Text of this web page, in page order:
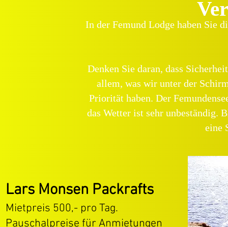
In der Femund Lodge haben Sie
Denken Sie daran, dass
allem, was wir unter der
Priorität haben. Der
das Wetter ist sehr unbeständig.
eine
Lars Monsen Packrafts
Mietpreis 500,- pro Tag.
Pauschalpreise für Anmietungen